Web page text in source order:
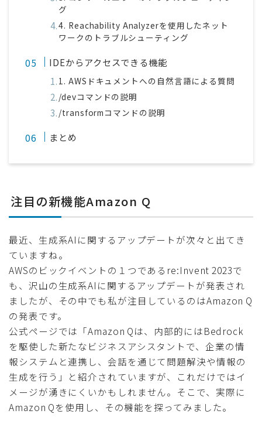
グ
4. Reachability Analyzerを使用したネット
ワークのトラブルシューティング
IDEからアクセスできる機能
1. AWSドキュメントへの自然言語による質問
/devコマンドの説明
/transformコマンドの説明
まとめ
注目の新機能Amazon Q
最近、生成系AIに関するアップデートが次々と出てき
ていますね。
AWSのビックイベントの１つであるre:Invent 2023で
も、沢山の生成系AIに関するアップデートが発表され
ましたが、その中でも私が注目しているのはAmazon Q
の発表です。
公式ページでは「Amazon Qは、内部的にはBedrock
を駆使した新たなビジネスアシスタントで、企業の情
報システムと連携し、会話を通じて問題解決や情報の
生成を行う」と紹介されていますが、これだけではイ
メージが湧きにくいかもしれません。そこで、実際に
Amazon Qを使用し、その機能を探ってみました。